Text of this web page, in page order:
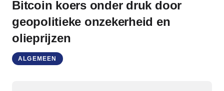
Bitcoin koers onder druk door
geopolitieke onzekerheid en
olieprijzen
ALGEMEEN